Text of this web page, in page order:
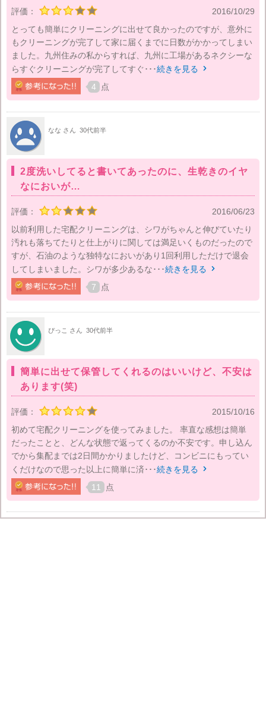
評価：
2016/10/29
とっても簡単にクリーニングに出せて良かったのですが、意外に
もクリーニングが完了して家に届くまでに日数がかかってしまい
ました。九州住みの私からすれば、九州に工場があるネクシーな
らすぐクリーニングが完了してすぐ･･･続きを見る 
4 点
なな さん 30代前半
2度洗いしてると書いてあったのに、生乾きのイヤ
なにおいが…
評価：
2016/06/23
以前利用した宅配クリーニングは、シワがちゃんと伸びていたり
汚れも落ちてたりと仕上がりに関しては満足いくものだったので
すが、石油のような独特なにおいがあり1回利用しただけで退会
してしまいました。シワが多少あるな･･･続きを見る 
7 点
ぴっこ さん 30代前半
簡単に出せて保管してくれるのはいいけど、不安は
あります(笑)
評価：
2015/10/16
初めて宅配クリーニングを使ってみました。 率直な感想は簡単
だったことと、どんな状態で返ってくるのか不安です。申し込ん
でから集配までは2日間かかりましたけど、コンビニにもってい
くだけなので思った以上に簡単に済･･･続きを見る 
11 点